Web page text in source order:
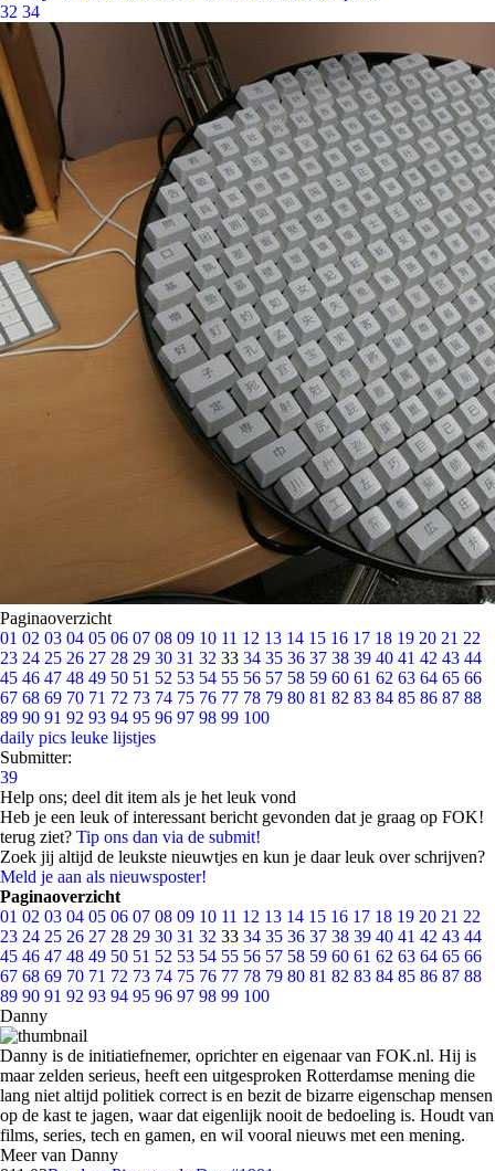
32 34
Paginaoverzicht
01 02 03 04 05 06 07 08 09 10 11 12 13 14 15 16 17 18 19 20 21 22
23 24 25 26 27 28 29 30 31 32 33 34 35 36 37 38 39 40 41 42 43 44
45 46 47 48 49 50 51 52 53 54 55 56 57 58 59 60 61 62 63 64 65 66
67 68 69 70 71 72 73 74 75 76 77 78 79 80 81 82 83 84 85 86 87 88
89 90 91 92 93 94 95 96 97 98 99 100
daily pics leuke lijstjes
Submitter:
39
Help ons; deel dit item als je het leuk vond
Heb je een leuk of interessant bericht gevonden dat je graag op FOK!
terug ziet? Tip ons dan via de submit!
Zoek jij altijd de leukste nieuwtjes en kun je daar leuk over schrijven?
Meld je aan als nieuwsposter!
Paginaoverzicht
01 02 03 04 05 06 07 08 09 10 11 12 13 14 15 16 17 18 19 20 21 22
23 24 25 26 27 28 29 30 31 32 33 34 35 36 37 38 39 40 41 42 43 44
45 46 47 48 49 50 51 52 53 54 55 56 57 58 59 60 61 62 63 64 65 66
67 68 69 70 71 72 73 74 75 76 77 78 79 80 81 82 83 84 85 86 87 88
89 90 91 92 93 94 95 96 97 98 99 100
Danny
Danny is de initiatiefnemer, oprichter en eigenaar van FOK.nl. Hij is
maar zelden serieus, heeft een uitgesproken Rotterdamse mening die
lang niet altijd politiek correct is en bezit de bizarre eigenschap mensen
op de kast te jagen, waar dat eigenlijk nooit de bedoeling is. Houdt van
films, series, tech en gamen, en wil vooral nieuws met een mening.
Meer van Danny